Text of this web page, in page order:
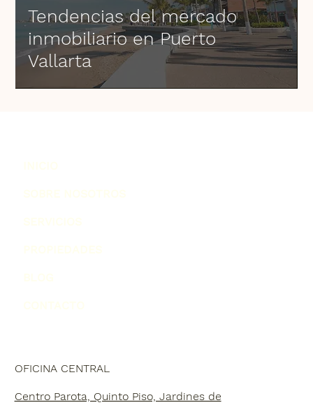
Tendencias del mercado
inmobiliario en Puerto
Vallarta
OFICINA CENTRAL
Centro Parota, Quinto Piso, Jardines de